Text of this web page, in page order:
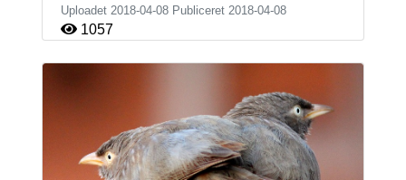
Uploadet 2018-04-08 Publiceret 2018-04-08
1057